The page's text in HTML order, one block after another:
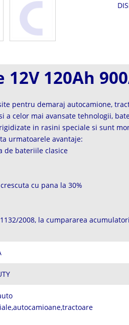
120Ah
pentru demaraj autocamione,
a celor mai avansate tehnologii,
in rasini speciale si sunt
urmatoarele avantaje:
de bateriile clasice
cu pana la 30%
2008, la cumpararea